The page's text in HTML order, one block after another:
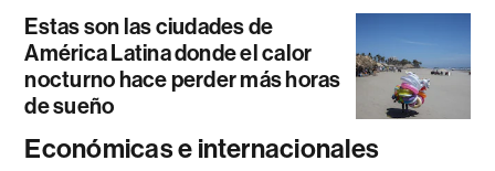
Estas son las ciudades de
América Latina donde el calor
nocturno hace perder más horas
de sueño
Económicas e internacionales